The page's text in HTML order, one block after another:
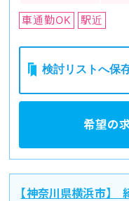
車通勤OK 駅近
検討リストへ保
希望の
【神奈川県横浜市】